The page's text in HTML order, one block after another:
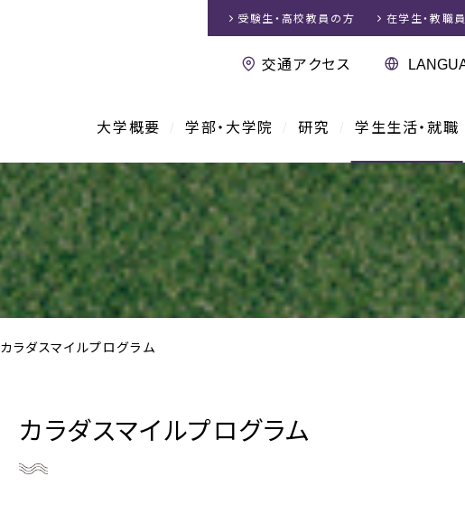
大学概要 学部・大学院 研究 学生生活・就職
受験生・高校教員 の方 在学生・教職員
交通アクセス
カラダスマイルプログラム
カラダスマイルプログラム